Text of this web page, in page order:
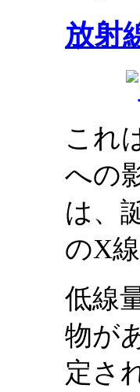
放射
これ
への
は、
のX
低線
物が
定さ